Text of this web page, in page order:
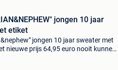
jongen 10 jaar
etiket
jongen 10 jaar sweater met
nieuwe prijs 64,95 euro nooit kunnen